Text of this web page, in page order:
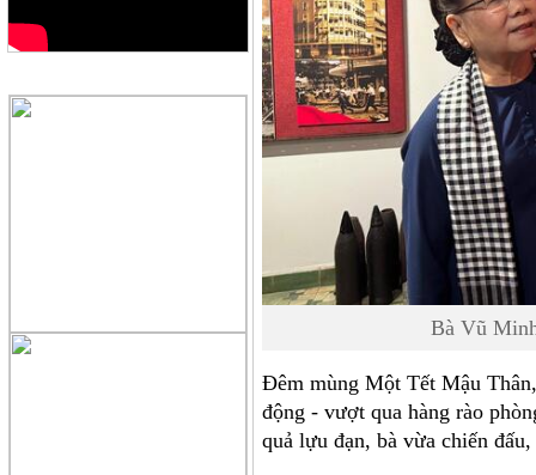
Bà Vũ
Đêm mùng Một Tết Mậu
động - vượt qua hàng rào
quả lựu đạn, bà vừa chiến